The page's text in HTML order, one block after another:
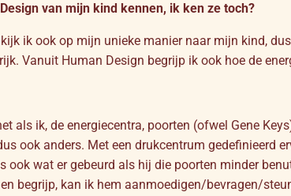
van mijn kind kennen, ik ken ze toch?
ik ook op mijn unieke manier naar mijn kind,
Vanuit Human Design begrijp ik ook hoe de
als ik, de energiecentra, poorten (ofwel Gene
ook anders. Met een drukcentrum gedefinieerd
ook wat er gebeurd als hij die poorten minder
begrijp, kan ik hem aanmoedigen/bevragen/